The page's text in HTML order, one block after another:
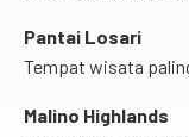
Pantai Losari
Tempat wisata
Malino Highlands